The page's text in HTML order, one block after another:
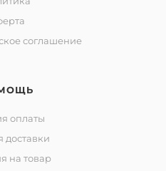
соглашение
оплаты
доставки
на товар